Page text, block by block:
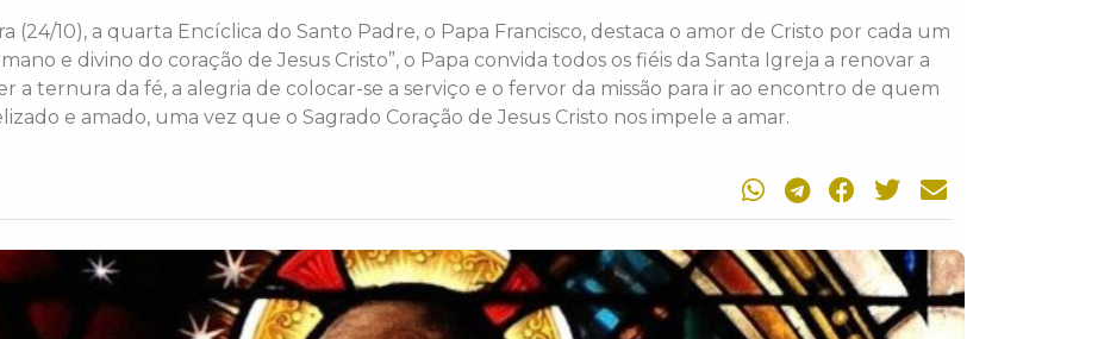
(24/10), a quarta Encíclica do Santo Padre, o Papa Francisco, destaca o amor de Cristo por cada um
e divino do coração de Jesus Cristo”, o Papa convida todos os fiéis da Santa Igreja a renovar a
a ternura da fé, a alegria de colocar-se a serviço e o fervor da missão para ir ao encontro de quem
e amado, uma vez que o Sagrado Coração de Jesus Cristo nos impele a amar.